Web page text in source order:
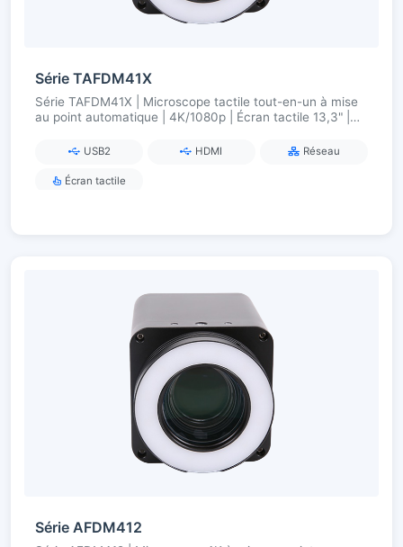
Série TAFDM41X
Série TAFDM41X | Microscope tactile tout-en-un à mise
au point automatique | 4K/1080p | Écran tactile 13,3" |
USB2 HDMI Réseau
Écran tactile
Série AFDM412